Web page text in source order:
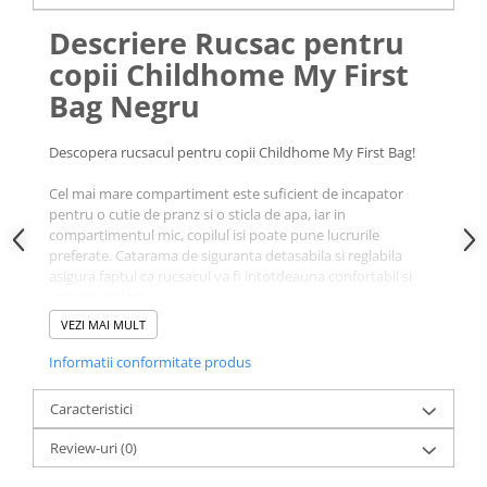
Descriere Rucsac pentru
copii Childhome My First
Bag Negru
Descopera rucsacul pentru copii Childhome My First Bag!
Cel mai mare compartiment este suficient de incapator
pentru o cutie de pranz si o sticla de apa, iar in
compartimentul mic, copilul isi poate pune lucrurile
preferate. Catarama de siguranta detasabila si reglabila
asigura faptul ca rucsacul va fi intotdeauna confortabil si
VEZI MAI MULT
Informatii conformitate produs
Caracteristici
Review-uri(0)